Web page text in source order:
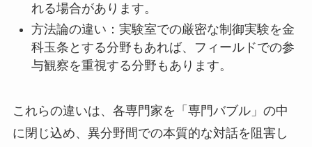
れる場合があります。
方法論の違い：実験室での厳密な制御実験を金
科玉条とする分野もあれば、フィールドでの参
与観察を重視する分野もあります。
これらの違いは、各専門家を「専門バブル」の中
に閉じ込め、異分野間での本質的な対話を阻害し